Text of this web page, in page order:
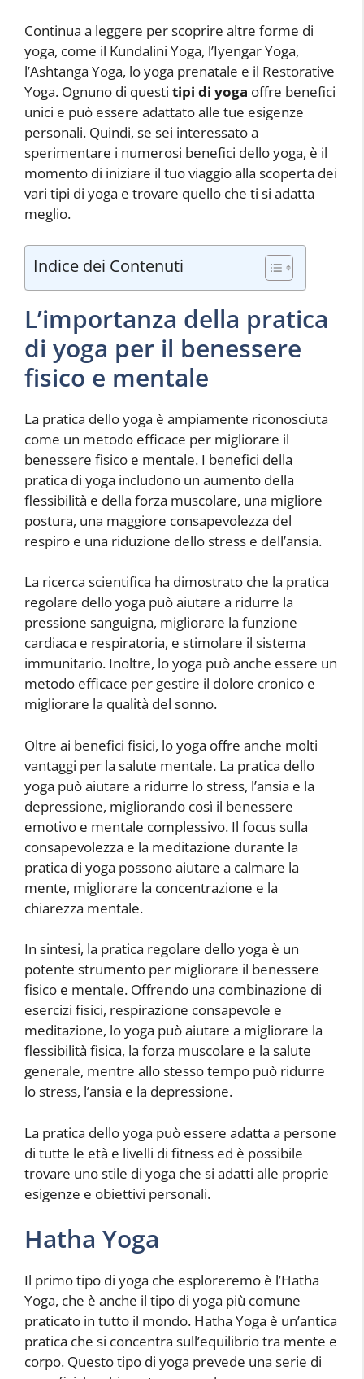
Continua a leggere per scoprire altre forme di
yoga, come il Kundalini Yoga, l’Iyengar Yoga,
l’Ashtanga Yoga, lo yoga prenatale e il Restorative
Yoga. Ognuno di questi tipi di yoga offre benefici
unici e può essere adattato alle tue esigenze
personali. Quindi, se sei interessato a
sperimentare i numerosi benefici dello yoga, è il
momento di iniziare il tuo viaggio alla scoperta dei
vari tipi di yoga e trovare quello che ti si adatta
meglio.
Indice dei Contenuti
L’importanza della pratica
di yoga per il benessere
fisico e mentale
La pratica dello yoga è ampiamente riconosciuta
come un metodo efficace per migliorare il
benessere fisico e mentale. I benefici della
pratica di yoga includono un aumento della
flessibilità e della forza muscolare, una migliore
postura, una maggiore consapevolezza del
respiro e una riduzione dello stress e dell’ansia.
La ricerca scientifica ha dimostrato che la pratica
regolare dello yoga può aiutare a ridurre la
pressione sanguigna, migliorare la funzione
cardiaca e respiratoria, e stimolare il sistema
immunitario. Inoltre, lo yoga può anche essere un
metodo efficace per gestire il dolore cronico e
migliorare la qualità del sonno.
Oltre ai benefici fisici, lo yoga offre anche molti
vantaggi per la salute mentale. La pratica dello
yoga può aiutare a ridurre lo stress, l’ansia e la
depressione, migliorando così il benessere
emotivo e mentale complessivo. Il focus sulla
consapevolezza e la meditazione durante la
pratica di yoga possono aiutare a calmare la
mente, migliorare la concentrazione e la
chiarezza mentale.
In sintesi, la pratica regolare dello yoga è un
potente strumento per migliorare il benessere
fisico e mentale. Offrendo una combinazione di
esercizi fisici, respirazione consapevole e
meditazione, lo yoga può aiutare a migliorare la
flessibilità fisica, la forza muscolare e la salute
generale, mentre allo stesso tempo può ridurre
lo stress, l’ansia e la depressione.
La pratica dello yoga può essere adatta a persone
di tutte le età e livelli di fitness ed è possibile
trovare uno stile di yoga che si adatti alle proprie
esigenze e obiettivi personali.
Hatha Yoga
Il primo tipo di yoga che esploreremo è l’Hatha
Yoga, che è anche il tipo di yoga più comune
praticato in tutto il mondo. Hatha Yoga è un’antica
pratica che si concentra sull’equilibrio tra mente e
corpo. Questo tipo di yoga prevede una serie di